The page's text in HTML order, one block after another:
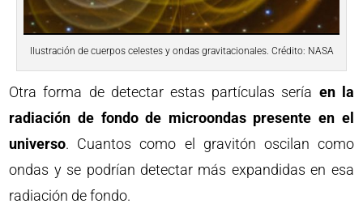
Ilustración de cuerpos celestes y ondas gravitacionales. Crédito: NASA
Otra forma de detectar estas partículas sería en la
radiación de fondo de microondas presente en el
universo. Cuantos como el gravitón oscilan como
ondas y se podrían detectar más expandidas en esa
radiación de fondo.